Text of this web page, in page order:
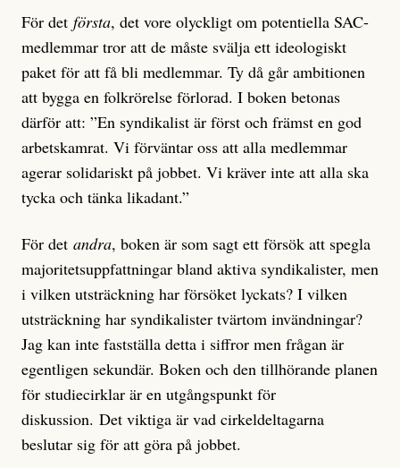
För det första, det vore olyckligt om potentiella SAC-
medlemmar tror att de måste svälja ett ideologiskt
paket för att få bli medlemmar. Ty då går ambitionen
att bygga en folkrörelse förlorad. I boken betonas
därför att: ”En syndikalist är först och främst en god
arbetskamrat. Vi förväntar oss att alla medlemmar
agerar solidariskt på jobbet. Vi kräver inte att alla ska
tycka och tänka likadant.”
För det andra, boken är som sagt ett försök att spegla
majoritetsuppfattningar bland aktiva syndikalister, men
i vilken utsträckning har försöket lyckats? I vilken
utsträckning har syndikalister tvärtom invändningar?
Jag kan inte fastställa detta i siffror men frågan är
egentligen sekundär. Boken och den tillhörande planen
för studiecirklar är en utgångspunkt för
diskussion. Det viktiga är vad cirkeldeltagarna
beslutar sig för att göra på jobbet.